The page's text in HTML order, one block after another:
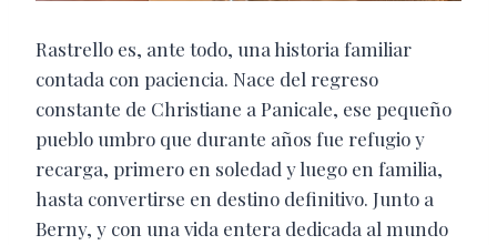
Rastrello es, ante todo, una historia familiar
contada con paciencia. Nace del regreso
constante de Christiane a Panicale, ese pequeño
pueblo umbro que durante años fue refugio y
recarga, primero en soledad y luego en familia,
hasta convertirse en destino definitivo. Junto a
Berny, y con una vida entera dedicada al mundo